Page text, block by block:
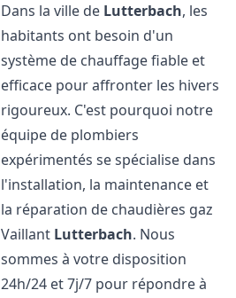
Dans la ville de Lutterbach, les
habitants ont besoin d'un
système de chauffage fiable et
efficace pour affronter les hivers
rigoureux. C'est pourquoi notre
équipe de plombiers
expérimentés se spécialise dans
l'installation, la maintenance et
la réparation de chaudières gaz
Vaillant Lutterbach. Nous
sommes à votre disposition
24h/24 et 7j/7 pour répondre à